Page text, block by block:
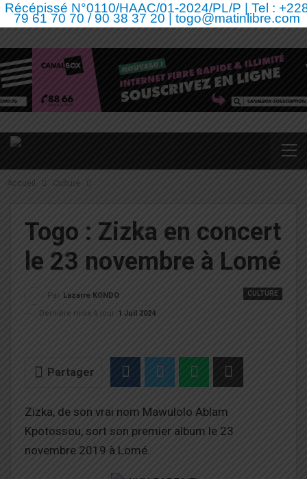
Récépissé N°0110/HAAC/01-2024/PL/P | Tel :
79 61 70 70 / 90 38 37 20 | togo@matinlibre.com
Accueil Culture
Togo : Zizka en concert
le 23 novembre à Lomé
CULTURE
Par Lazarre KONDO
Dernière mise à jour
1 Juil 2024
Partager
Zizka, de son vrai nom Mawulolo Ablam
Kpotossou, sort son premier album le 23
novembre 2019 à Lomé.